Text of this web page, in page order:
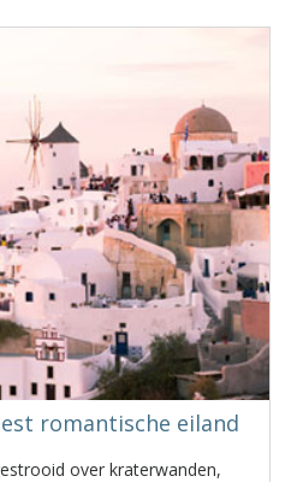
romantische eiland
over kraterwanden,